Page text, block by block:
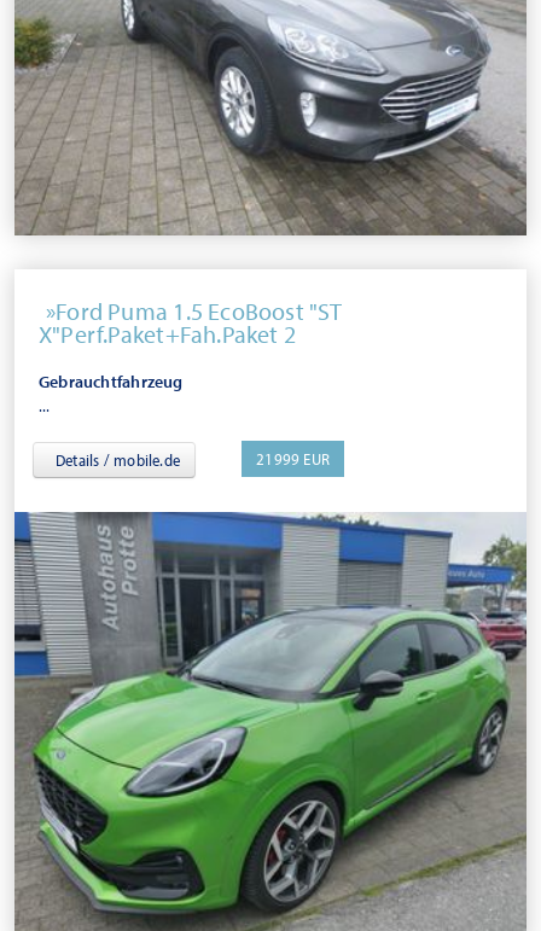
Ford Puma 1.5 EcoBoost "ST
X"Perf.Paket+Fah.Paket 2
Gebrauchtfahrzeug
...
Details / mobile.de 21999 EUR